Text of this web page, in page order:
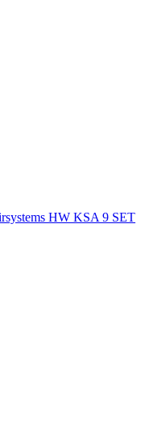
HW KSA 9 SET